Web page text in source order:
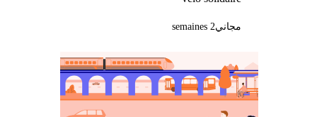
مجاني2 semaines